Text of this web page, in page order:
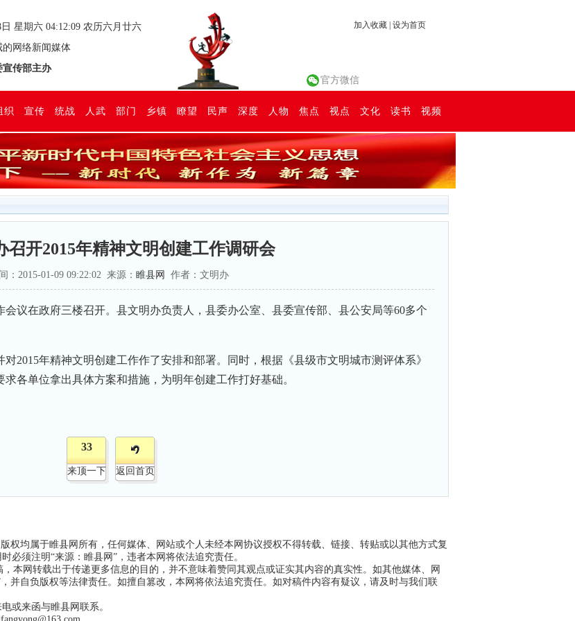
日 星期六 04:12:10 农历六月廿六
网络新闻媒体
传部主办
加入收藏 设为首页
官方微信
织 宣传 统战 人武 部门 乡镇 瞭望 民声 深度 人物 焦点 视点 文化 读书 视频
召开2015年精神文明创建工作调研会
：2015-01-09 09:22:02 来源： 睢县网 作者：文明办
议在政府三楼召开。县文明办负责人，县委办公室、县委宣传部、县公安局等60多个
2015年精神文明创建工作作了安排和部署。同时，根据《县级市文明城市测评体系》
各单位拿出具体方案和措施，为明年创建工作打好基础。
33
来顶一下 返回首页
权均属于睢县网所有，任何媒体、网站或个人未经本网协议授权不得转载、链接、转贴或以其他方式复
必须注明“来源：睢县网”，违者本网将依法追究责任。
本网转载出于传递更多信息的目的，并不意味着赞同其观点或证实其内容的真实性。如其他媒体、网
并自负版权等法律责任。如擅自篡改，本网将依法追究责任。如对稿件内容有疑议，请及时与我们联
或来函与睢县网联系。